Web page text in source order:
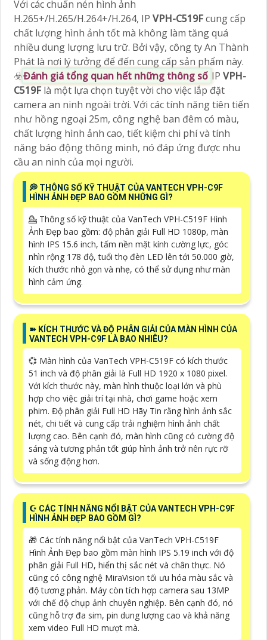
Với các chuẩn nén hình ảnh
H.265+/H.265/H.264+/H.264, IP VPH-C519Fcung cấp
chất lượng hình ảnh tốt mà không làm tăng quá
nhiều dung lượng lưu trữ. Bởi vậy, công ty An Thành
Phát là nơi lý tưởng để đến cung cấp sản phẩm này.
☣️Đánh giá tổng quan hết những thông số IP VPH-
C519F là một lựa chọn tuyệt vời cho việc lắp đặt
camera an ninh ngoài trời. Với các tính năng tiên tiến
như hồng ngoại 25m, công nghệ ban đêm có màu,
chất lượng hình ảnh cao, tiết kiệm chi phí và tính
năng báo động thông minh, nó đáp ứng được nhu
cầu an ninh của mọi người.
️💭 THÔNG SỐ KỸ THUẬT CỦA VANTECH VPH-C9F
HÌNH ẢNH ĐẸP BAO GỒM NHỮNG GÌ?
💁 Thông số kỹ thuật của VanTech VPH-C519F Hình
Ảnh Đẹp bao gồm: độ phân giải Full HD 1080p, màn
hình IPS 15.6 inch, tấm nền mặt kính cường lực, góc
nhìn rộng 178 độ, tuổi thọ đèn LED lên tới 50.000 giờ,
kích thước nhỏ gọn và nhẹ, có thể sử dụng như màn
hình cảm ứng.
➽ KÍCH THƯỚC VÀ ĐỘ PHÂN GIẢI CỦA MÀN HÌNH CỦA
VANTECH VPH-C9F LÀ BAO NHIÊU?
💞 Màn hình của VanTech VPH-C519F có kích thước
51 inch và độ phân giải là Full HD 1920 x 1080 pixel.
Với kích thước này, màn hình thuộc loại lớn và phù
hợp cho việc giải trí tại nhà, chơi game hoặc xem
phim. Độ phân giải Full HD Hãy Tin rằng hình ảnh sắc
nét, chi tiết và cung cấp trải nghiệm hình ảnh chất
lượng cao. Bên cạnh đó, màn hình cũng có cường độ
sáng và tương phản tốt giúp hình ảnh trở nên rực rỡ
và sống động hơn.
☪ CÁC TÍNH NĂNG NỔI BẬT CỦA VANTECH VPH-C9F
HÌNH ẢNH ĐẸP BAO GỒM GÌ?
🎁 Các tính năng nổi bật của VanTech VPH-C519F
Hình Ảnh Đẹp bao gồm màn hình IPS 5.19 inch với độ
phân giải Full HD, hiển thị sắc nét và chân thực. Nó
cũng có công nghệ MiraVision tối ưu hóa màu sắc và
độ tương phản. Máy còn tích hợp camera sau 13MP
với chế độ chụp ảnh chuyên nghiệp. Bên cạnh đó, nó
cũng hỗ trợ đa sim, pin dung lượng cao và khả năng
xem video Full HD mượt mà.